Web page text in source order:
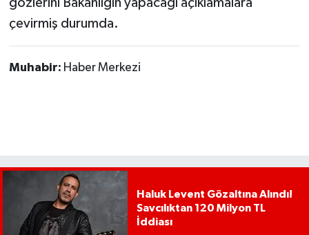
çevirmiş durumda.
Muhabir: Haber Merkezi
Haluk Levent Gözaltına Alındı!
Savcılıktan 120 Milyon TL
İddiası